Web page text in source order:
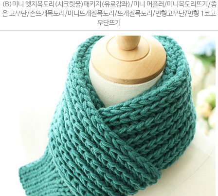
(B)미니 엣지목도리(시크릿울)패키지(유료강좌)/미니 머플러/미니목도리뜨기/좁
은 고무단/손뜨개목도리/미니뜨개질목도리/뜨개질목도리/변형고무단/변형 1코고
무단뜨기